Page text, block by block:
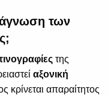
των
της
αξονική
κρίνεται απαραίτητος